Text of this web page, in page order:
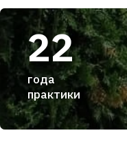
22
года
практики